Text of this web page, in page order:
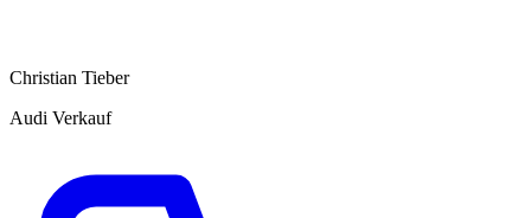
Christian Tieber
Audi Verkauf